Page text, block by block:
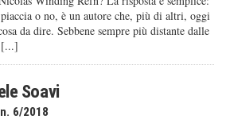
o no, è un autore che, più di altri, oggi
da dire. Sebbene sempre più distante dalle
Soavi
6/2018